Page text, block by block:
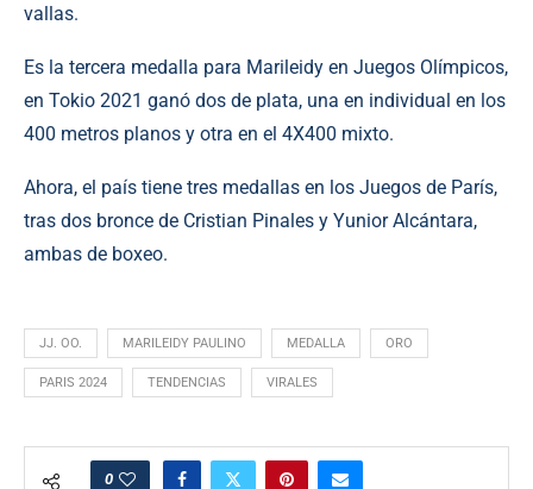
vallas.
Es la tercera medalla para Marileidy en Juegos Olímpicos,
en Tokio 2021 ganó dos de plata, una en individual en los
400 metros planos y otra en el 4X400 mixto.
Ahora, el país tiene tres medallas en los Juegos de París,
tras dos bronce de Cristian Pinales y Yunior Alcántara,
ambas de boxeo.
JJ. OO. MARILEIDY PAULINO MEDALLA ORO
PARIS 2024 TENDENCIAS VIRALES
0